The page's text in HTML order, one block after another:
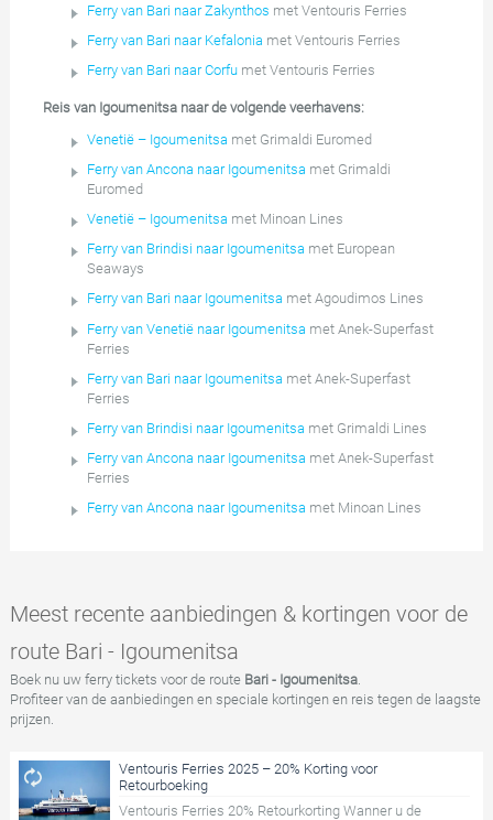
Ferry van Bari naar Zakynthos met Ventouris Ferries
Ferry van Bari naar Kefalonia met Ventouris Ferries
Ferry van Bari naar Corfumet Ventouris Ferries
Reis van Igoumenitsa naar de volgende veerhavens:
Venetië – Igoumenitsa met Grimaldi Euromed
Ferry van Ancona naar Igoumenitsa met Grimaldi
Euromed
Venetië – Igoumenitsa met Minoan Lines
Ferry van Brindisi naar Igoumenitsa met European
Seaways
Ferry van Bari naar Igoumenitsa met Agoudimos Lines
Ferry van Venetië naar Igoumenitsa met Anek-Superfast
Ferries
Ferry van Bari naar Igoumenitsa met Anek-Superfast
Ferries
Ferry van Brindisi naar Igoumenitsa met Grimaldi Lines
Ferry van Ancona naar Igoumenitsa met Anek-Superfast
Ferries
Ferry van Ancona naar Igoumenitsa met Minoan Lines
Meest recente aanbiedingen & kortingen voor de
route Bari - Igoumenitsa
Boek nu uw ferry tickets voor de route Bari - Igoumenitsa.
Profiteer van de aanbiedingen en speciale kortingen en reis tegen de laagste
prijzen.
Ventouris Ferries 2025 – 20% Korting voor
Retourboeking
Ventouris Ferries 20% Retourkorting Wanner u de